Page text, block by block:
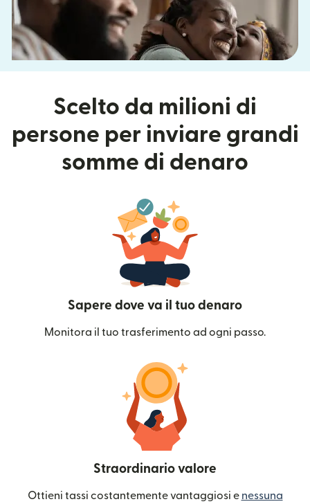
Scelto da milioni di
persone per inviare grandi
somme di denaro
Sapere dove va il tuo denaro
Monitora il tuo trasferimento ad ogni passo.
Straordinario valore
Ottieni tassi costantemente vantaggiosi e nessuna